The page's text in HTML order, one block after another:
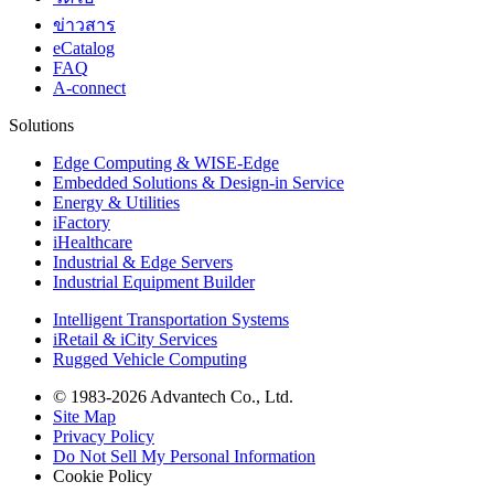
ข่าวสาร
eCatalog
FAQ
A-connect
Solutions
Edge Computing & WISE-Edge
Embedded Solutions & Design-in Service
Energy & Utilities
iFactory
iHealthcare
Industrial & Edge Servers
Industrial Equipment Builder
Intelligent Transportation Systems
iRetail & iCity Services
Rugged Vehicle Computing
© 1983-2026 Advantech Co., Ltd.
Site Map
Privacy Policy
Do Not Sell My Personal Information
Cookie Policy